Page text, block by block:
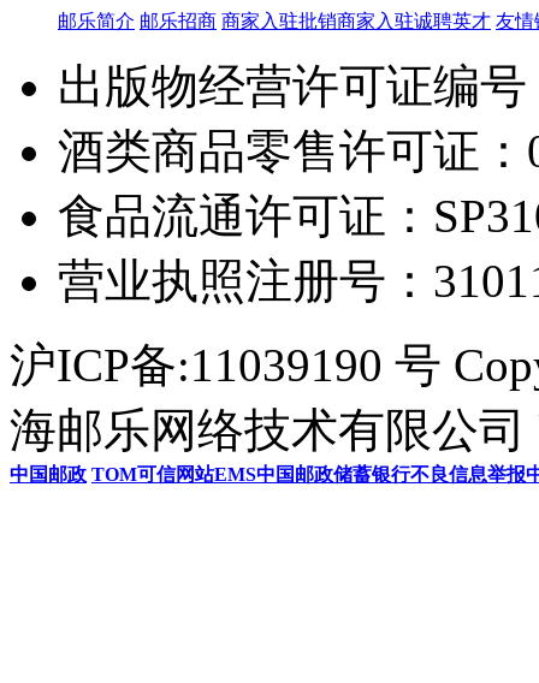
邮乐简介 邮乐招商 商家入驻批销商家入驻诚聘英才 友情
出版物经营许可证编
酒类商品零售许可证：
食品流通许可证：
营业执照注册号：
沪ICP备:11039190 号
海邮乐网络技术有限公司
中国邮政 TOM可信网站EMS中国邮政储蓄银行不良信息举报